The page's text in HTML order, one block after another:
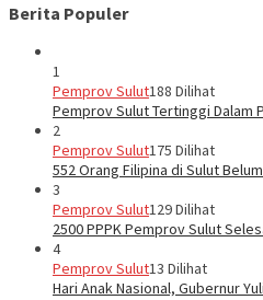
Berita Populer
1
Pemprov Sulut188 Dilihat
Pemprov Sulut Tertinggi
2
Pemprov Sulut175 Dilihat
552 Orang Filipina di Sulut
3
Pemprov Sulut129 Dilihat
2500 PPPK Pemprov Sulut
4
Pemprov Sulut13 Dilihat
Hari Anak Nasional, Gubernur